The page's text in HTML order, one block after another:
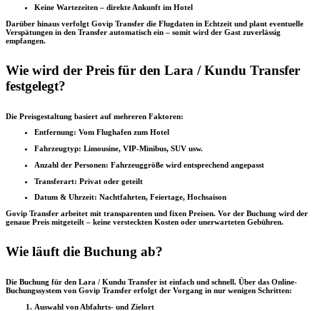
Keine Wartezeiten – direkte Ankunft im Hotel
Darüber hinaus verfolgt Govip Transfer die Flugdaten in Echtzeit und plant eventuelle
Verspätungen in den Transfer automatisch ein – somit wird der Gast zuverlässig
empfangen.
Wie wird der Preis für den Lara / Kundu Transfer
festgelegt?
Die Preisgestaltung basiert auf mehreren Faktoren:
Entfernung: Vom Flughafen zum Hotel
Fahrzeugtyp: Limousine, VIP-Minibus, SUV usw.
Anzahl der Personen: Fahrzeuggröße wird entsprechend angepasst
Transferart: Privat oder geteilt
Datum & Uhrzeit: Nachtfahrten, Feiertage, Hochsaison
Govip Transfer arbeitet mit transparenten und fixen Preisen. Vor der Buchung wird der
genaue Preis mitgeteilt – keine versteckten Kosten oder unerwarteten Gebühren.
Wie läuft die Buchung ab?
Die Buchung für den Lara / Kundu Transfer ist einfach und schnell. Über das Online-
Buchungssystem von Govip Transfer erfolgt der Vorgang in nur wenigen Schritten:
Auswahl von Abfahrts- und Zielort